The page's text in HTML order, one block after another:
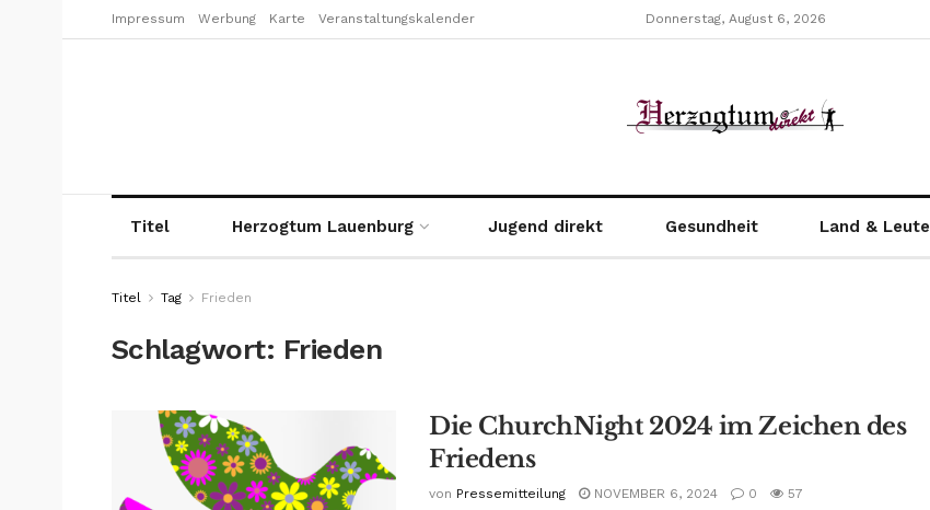
Impressum Werbung Karte Veranstaltungskalender Donnerstag, August 6, 2026
Titel Herzogtum Lauenburg Jugend direkt Gesundheit Land & Leute
Titel Tag Frieden
Schlagwort: Frieden
Die ChurchNight 2024 im Zeichen des
Friedens
von Pressemitteilung NOVEMBER 6, 2024 0 57